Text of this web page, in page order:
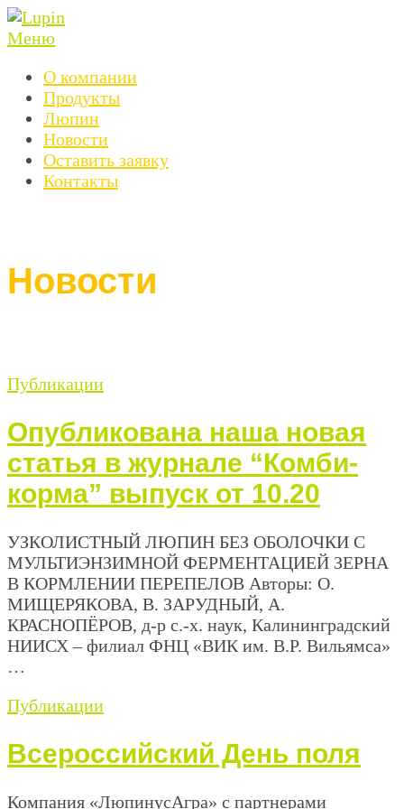
Перейти
к
Меню
О компании
Продукты
Люпин
Новости
Оставить заявку
Контакты
Новости
Новости
Публикации
Опубликована наша новая
статья в журнале “Комби-
корма” выпуск от 10.20
УЗКОЛИСТНЫЙ ЛЮПИН БЕЗ ОБОЛОЧКИ С
МУЛЬТИЭНЗИМНОЙ ФЕРМЕНТАЦИЕЙ ЗЕРНА
В КОРМЛЕНИИ ПЕРЕПЕЛОВ Авторы: О.
МИЩЕРЯКОВА, В. ЗАРУДНЫЙ, А.
КРАСНОПЁРОВ, д-р с.-х. наук, Калининградский
НИИСХ – филиал ФНЦ «ВИК им. В.Р. Вильямса»
…
Публикации
Всероссийский День поля
Компания «ЛюпинусАгра» с партнерами